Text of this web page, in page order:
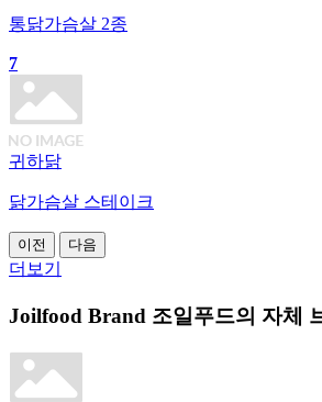
통닭가슴살 2종
7
귀하닭
닭가슴살 스테이크
이전 다음
더보기
Joilfood Brand 조일푸드의 자체